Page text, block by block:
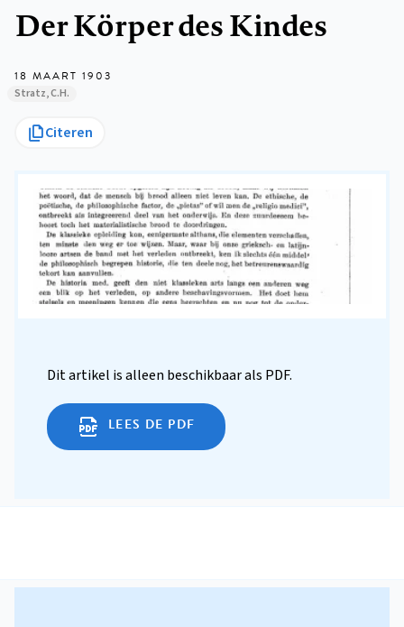
Der Körper des Kindes
18 MAART 1903
Stratz, C.H.
Citeren
Dit artikel is alleen beschikbaar als PDF.
LEES DE PDF